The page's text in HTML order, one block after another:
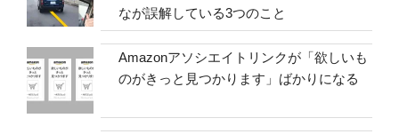
なが誤解している3つのこと
Amazonアソシエイトリンクが「欲しいも
のがきっと見つかります」ばかりになる